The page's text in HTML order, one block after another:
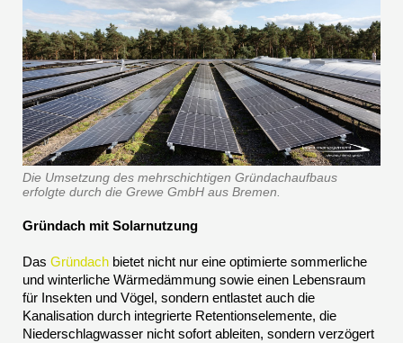
Die Umsetzung des mehrschichtigen Gründachaufbaus
erfolgte durch die Grewe GmbH aus Bremen.
Gründach mit Solarnutzung
Das Gründach bietet nicht nur eine optimierte sommerliche
und winterliche Wärmedämmung sowie einen Lebensraum
für Insekten und Vögel, sondern entlastet auch die
Kanalisation durch integrierte Retentionselemente, die
Niederschlagwasser nicht sofort ableiten, sondern verzögert